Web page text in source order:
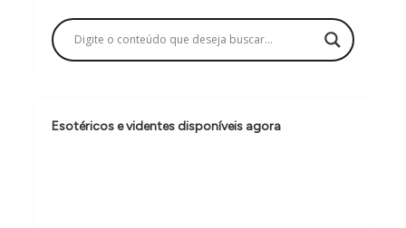
a
ç
o
d
Esotéricos e videntes disponíveis agora